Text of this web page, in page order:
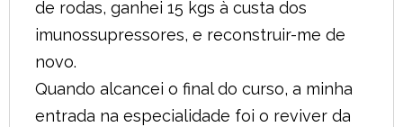
de rodas, ganhei 15 kgs à custa dos
imunossupressores, e reconstruir-me de
novo.
Quando alcancei o final do curso, a minha
entrada na especialidade foi o reviver da